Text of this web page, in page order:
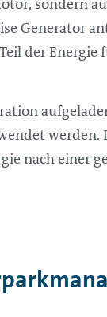
sondern
Generator
der Energie
werden.
nach einer